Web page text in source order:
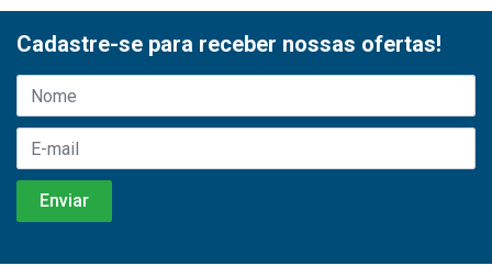
Cadastre-se para receber nossas ofertas!